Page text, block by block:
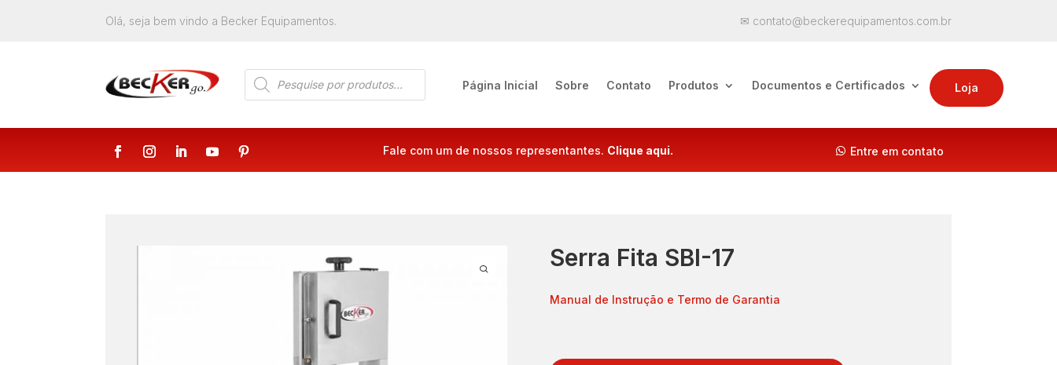
Olá, seja bem vindo a Becker Equipamentos. ✉ contato@beckerequipamentos.com.br
Products
search
Página Inicial Sobre Contato Produtos Documentos e Certificados Loja
Fale com um de nossos representantes. Clique aqui. Entre em contato
Serra Fita SBI-17
Manual de Instrução e Termo de Garantia